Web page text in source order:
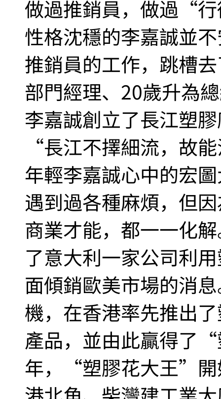
做過推銷員，做過“
性格沈穩的李嘉誠並
推銷員的工作，跳槽
部門經理、20歲升為
李嘉誠創立了長江塑
“長江不擇細流，故
年輕李嘉誠心中的宏
遇到過各種麻煩，但
商業才能，都一一化
了意大利一家公司利
面傾銷歐美市場的消
機，在香港率先推出
產品，並由此贏得了
年，“塑膠花大王”開